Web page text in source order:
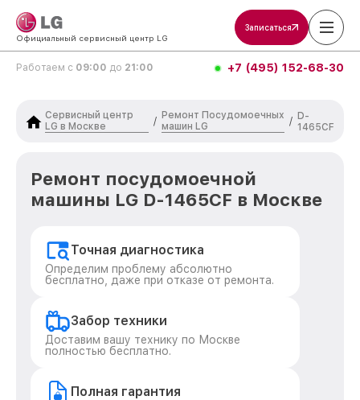
Официальный сервисный центр LG
Записаться
Работаем с 09:00 до 21:00 +7 (495) 152-68-30
Сервисный центр
LG в Москве
/
Ремонт Посудомоечных
машин LG
/ D-
1465CF
Ремонт посудомоечной
машины LG D-1465CF в Москве
Точная диагностика
Определим проблему абсолютно
бесплатно, даже при отказе от ремонта.
Забор техники
Доставим вашу технику по Москве
полностью бесплатно.
Полная гарантия